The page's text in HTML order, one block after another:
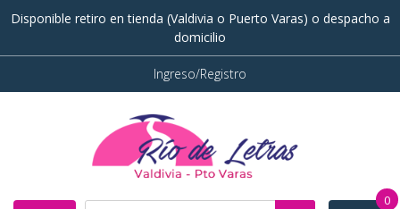
Disponible retiro en tienda (Valdivia o Puerto Varas) o despacho a
domicilio
Ingreso/Registro
0